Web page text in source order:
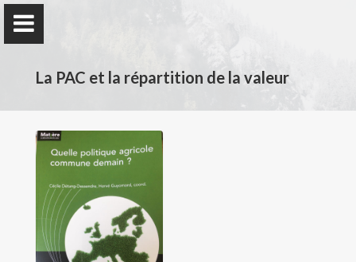
Claire Chambolle
Home
La PAC et la répartition de la valeur